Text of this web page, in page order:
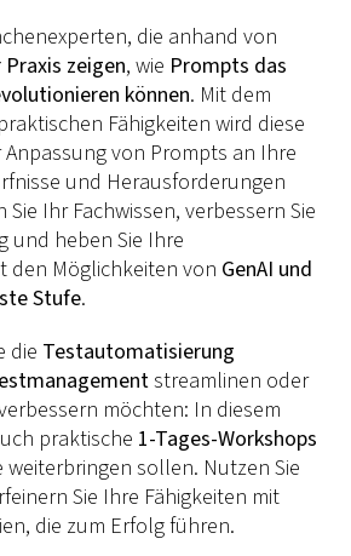
die anhand von
zeigen, wie Prompts das
können. Mit dem
Fähigkeiten wird diese
Anpassung von Prompts an Ihre
und Herausforderungen
Ihr Fachwissen, verbessern Sie
und heben Sie Ihre
den Möglichkeiten von GenAI und
Stufe.
die Testautomatisierung
streamlinen oder
möchten: In diesem
praktische 1-Tages-Workshops
weiterbringen sollen. Nutzen Sie
Sie Ihre Fähigkeiten mit
die zum Erfolg führen.